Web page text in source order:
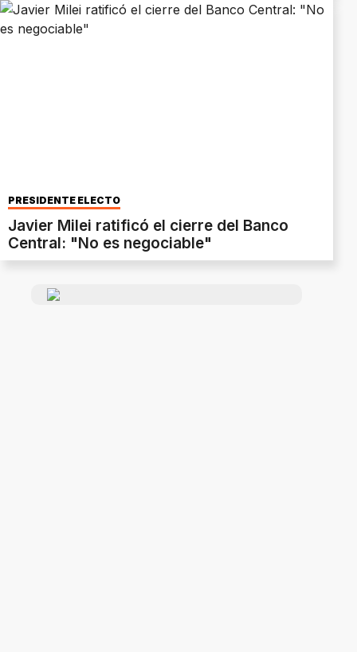
PRESIDENTE ELECTO
Javier Milei ratificó el cierre del Banco
Central: "No es negociable"